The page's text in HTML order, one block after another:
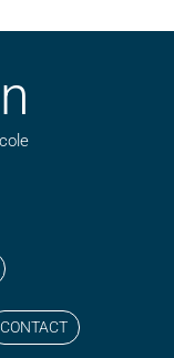
CONTACT